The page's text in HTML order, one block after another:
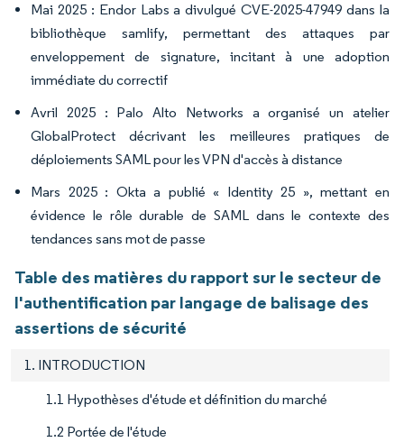
Mai 2025 : Endor Labs a divulgué CVE-2025-47949 dans la
bibliothèque samlify, permettant des attaques par
enveloppement de signature, incitant à une adoption
immédiate du correctif
Avril 2025 : Palo Alto Networks a organisé un atelier
GlobalProtect décrivant les meilleures pratiques de
déploiements SAML pour les VPN d'accès à distance
Mars 2025 : Okta a publié « Identity 25 », mettant en
évidence le rôle durable de SAML dans le contexte des
tendances sans mot de passe
Table des matières du rapport sur le secteur de
l'authentification par langage de balisage des
assertions de sécurité
1. INTRODUCTION
1.1 Hypothèses d'étude et définition du marché
1.2 Portée de l'étude